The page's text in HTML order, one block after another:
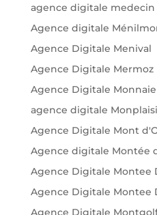
agence digitale medecin
Agence digitale
Agence Digitale Menival
Agence Digitale Mermoz
Agence Digitale Monnaie
agence digitale
Agence Digitale Mont
Agence digitale Montée
Agence Digitale Montee
Agence Digitale Montee
Agence Digitale